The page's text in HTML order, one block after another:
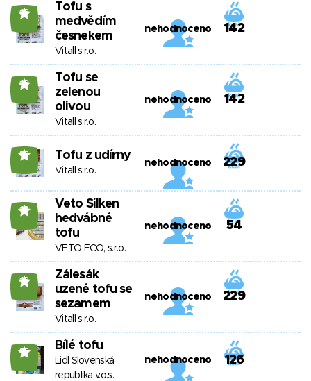
16
Tofu s
medvědím
česnekem
Vitall s.r.o.
nehodnoceno 142
16
Tofu se
zelenou
olivou
Vitall s.r.o.
nehodnoceno 142
16 Tofu z udírny
Vitall s.r.o.
nehodnoceno 229
16
Veto Silken
hedvábné
tofu
VETO ECO, s.r.o.
nehodnoceno 54
16
Zálesák
uzené tofu se
sezamem
Vitall s.r.o.
nehodnoceno 229
15 Bílé tofu
Lidl Slovenská
republika v.o.s.
nehodnoceno 126